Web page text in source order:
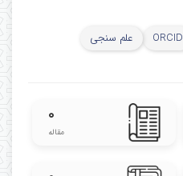
ORCID
علم سنجی
۰
مقاله